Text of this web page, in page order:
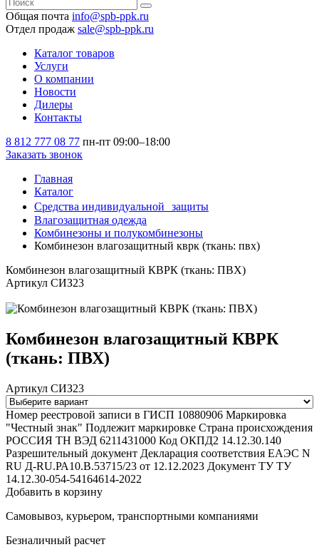
Общая почта info@spb-ppk.ru
Отдел продаж sale@spb-ppk.ru
Каталог товаров
Услуги
О компании
Новости
Дилеры
Контакты
8 812 777 08 77 пн-пт 09:00–18:00
Заказать звонок
Главная
Каталог
Средства индивидуальной защиты
Влагозащитная одежда
Комбинезоны и полукомбинезоны
Комбинезон влагозащитный кврк (ткань: пвх)
Комбинезон влагозащитный КВРК (ткань: ПВХ)
Артикул СИЗ23
Комбинезон влагозащитный КВРК
(ткань: ПВХ)
Артикул СИЗ23
Номер реестровой записи в ГИСП 10880906 Маркировка
"Честный знак" Подлежит маркировке Страна происхождения
РОССИЯ ТН ВЭД 6211431000 Код ОКПД2 14.12.30.140
Разрешительный документ Декларация соответствия ЕАЭС N
RU Д-RU.РА10.В.53715/23 от 12.12.2023 Документ ТУ ТУ
14.12.30-054-54164614-2022
Добавить в корзину
Самовывоз, курьером, транспортными компаниями
Безналичный расчет